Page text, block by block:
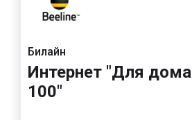
Билайн
Интернет "Для дома
100"